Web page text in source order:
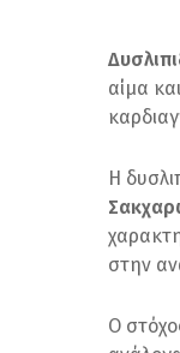
αίμα
Η
στην
Ο